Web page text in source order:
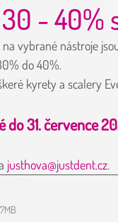
- 40%
vybrané nástroje
do 40%.
kyrety a scalery
31. července
justhova@justdent.cz.